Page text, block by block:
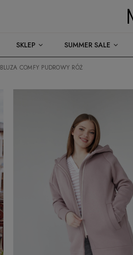
SKLEP SUMMER SALE
BLUZA COMFY PUDROWY RÓŻ